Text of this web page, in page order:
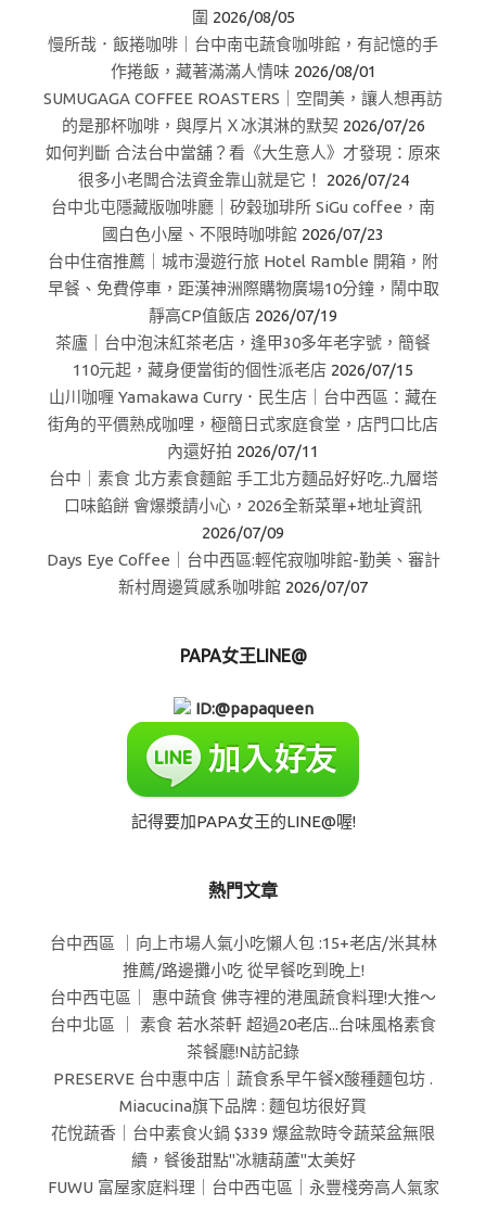
圍 2026/08/05
慢所哉．飯捲咖啡｜台中南屯蔬食咖啡館，有記憶的手
作捲飯，藏著滿滿人情味 2026/08/01
SUMUGAGA COFFEE ROASTERS｜空間美，讓人想再訪
的是那杯咖啡，與厚片Ｘ冰淇淋的默契 2026/07/26
如何判斷 合法台中當舖？看《大生意人》才發現：原來
很多小老闆合法資金靠山就是它！
2026/07/24
台中北屯隱藏版咖啡廳｜矽穀珈琲所 SiGu coffee，南
國白色小屋、不限時咖啡館 2026/07/23
台中住宿推薦｜城市漫遊行旅 Hotel Ramble 開箱，附
早餐、免費停車，距漢神洲際購物廣場10分鐘，鬧中取
靜高CP值飯店 2026/07/19
茶廬｜台中泡沫紅茶老店，逢甲30多年老字號，簡餐
110元起，藏身便當街的個性派老店 2026/07/15
山川咖喱 Yamakawa Curry．民生店｜台中西區：藏在
街角的平價熟成咖哩，極簡日式家庭食堂，店門口比店
內還好拍 2026/07/11
台中｜素食 北方素食麵館 手工北方麵品好好吃..九層塔
口味餡餅 會爆漿請小心，2026全新菜單+地址資訊
2026/07/09
Days Eye Coffee｜台中西區:輕侘寂咖啡館-勤美、審計
新村周邊質感系咖啡館 2026/07/07
PAPA女王LINE@
ID:@papaqueen
記得要加PAPA女王的LINE@喔!
熱門文章
台中西區 ｜向上市場人氣小吃懶人包 :15+老店/米其林
推薦/路邊攤小吃 從早餐吃到晚上!
台中西屯區｜ 惠中蔬食 佛寺裡的港風蔬食料理!大推～
台中北區 ｜ 素食 若水茶軒 超過20老店...台味風格素食
茶餐廳!N訪記錄
PRESERVE 台中惠中店｜蔬食系早午餐X酸種麵包坊 .
Miacucina旗下品牌 : 麵包坊很好買
花悅蔬香｜台中素食火鍋 $339 爆盆款時令蔬菜盆無限
續，餐後甜點"冰糖葫蘆"太美好
FUWU 富屋家庭料理｜台中西屯區｜永豐棧旁高人氣家